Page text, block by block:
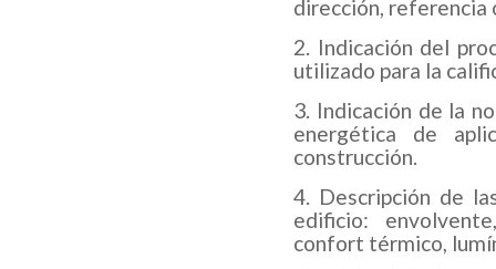
dirección, referencia
Indicación del
utilizado para la
Indicación de la
energética de
construcción.
Descripción de
edificio:
confort térmico,